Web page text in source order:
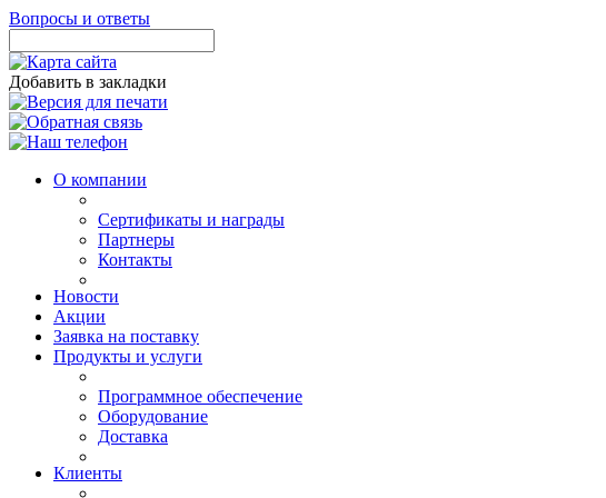
Вопросы и ответы
Добавить в закладки
О компании
Сертификаты и награды
Партнеры
Контакты
Новости
Акции
Заявка на поставку
Продукты и услуги
Программное обеспечение
Оборудование
Доставка
Клиенты